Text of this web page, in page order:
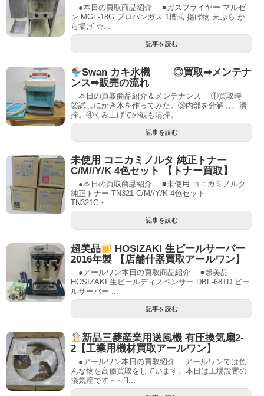
●本日の買取商品紹介 ■ガスフライヤー マルゼ
ン MGF-18G プロパンガス 1槽式 揚げ物 天ぷら か
ら揚げ ☆...
記事を読む
Swan カキ氷機 ◎買取➡メンテナ
ンス➡販売の流れ
本日の買取商品紹介＆メンテナンス ①買取時
②試しにかき氷を作ってみた。③内部を分解し、清
掃。④くみ上げて外観も清掃。...
記事を読む
未使用 コニカミノルタ 純正トナー
C/M//Y/K 4色セット 【トナー買取】
●本日の買取商品紹介 ■未使用 コニカミノルタ
純正トナー TN321 C/M//Y/K 4色セット
TN321C・...
記事を読む
超美品
HOSIZAKI 生ビールサーバー
2016年製 【店舗什器買取アールワン】
●アールワン本日の買取商品紹介 ■超美品
HOSIZAKI 生ビールディスペンサー DBF-68TD ビー
ルサーバー ...
記事を読む
新品三菱産業用送風機 有圧換気扇2-
2【工業用機材買取アールワン】
●アールワン本日の買取紹介 アールワンでは色
んな物を高価買取をしています。本日は工場設置の
換気扇です～～Ἳ...